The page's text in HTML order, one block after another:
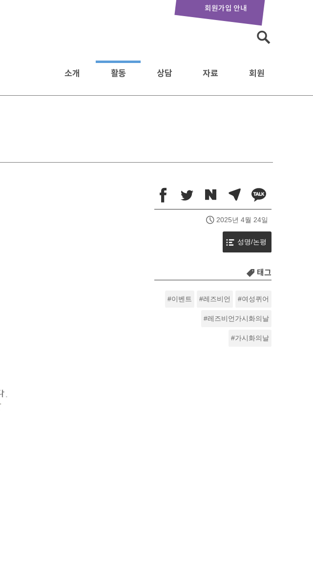
회원가입 안내
소개 활동 상담 자료 회원
2025년 4월 24일
성명/논평
태그
이벤트 레즈비언 여성퀴어
레즈비언가시화의날
가시화의날